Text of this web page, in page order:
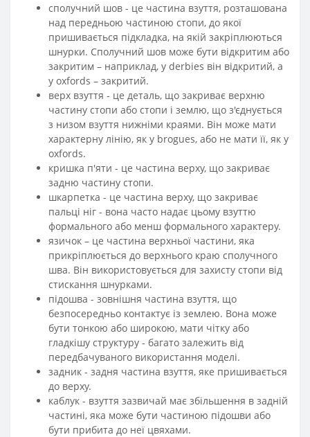
сполучний шов - це частина взуття, розташована
над передньою частиною стопи, до якої
пришивається підкладка, на якій закріплюються
шнурки. Сполучний шов може бути відкритим або
закритим – наприклад, у derbies він відкритий, а
у oxfords – закритий.
верх взуття - це деталь, що закриває верхню
частину стопи або стопи і землю, що з'єднується
з низом взуття нижніми краями. Він може мати
характерну лінію, як у brogues, або не мати її, як у
oxfords.
кришка п'яти - це частина верху, що закриває
задню частину стопи.
шкарпетка - це частина верху, що закриває
пальці ніг - вона часто надає цьому взуттю
формального або менш формального характеру.
язичок – це частина верхньої частини, яка
прикріплюється до верхнього краю сполучного
шва. Він використовується для захисту стопи від
стискання шнурками.
підошва - зовнішня частина взуття, що
безпосередньо контактує із землею. Вона може
бути тонкою або широкою, мати чітку або
гладкішу структуру - багато залежить від
передбачуваного використання моделі.
задник - задня частина взуття, яке пришивається
до верху.
каблук - взуття зазвичай має збільшення в задній
частині, яка може бути частиною підошви або
бути прибита до неї цвяхами.